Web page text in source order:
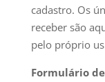
cadastro. Os
receber são
pelo próprio
Formulário